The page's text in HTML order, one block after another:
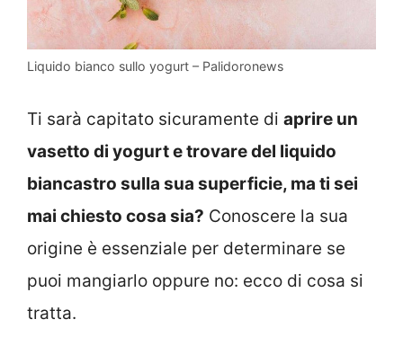
Liquido bianco sullo yogurt – Palidoronews
Ti sarà capitato sicuramente di aprire un
vasetto di yogurt e trovare del liquido
biancastro sulla sua superficie, ma ti sei
mai chiesto cosa sia? Conoscere la sua
origine è essenziale per determinare se
puoi mangiarlo oppure no: ecco di cosa si
tratta.